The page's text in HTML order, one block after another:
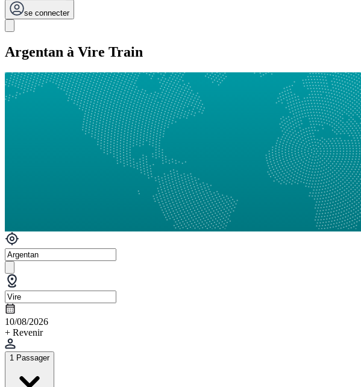
se connecter
Argentan à Vire Train
10/08/2026
+ Revenir
1 Passager